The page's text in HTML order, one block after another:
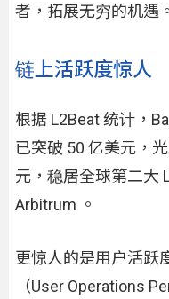
者，拓展无穷的机遇
链上活跃度惊人
根据 L2Beat 统计，
已突破 50 亿美元，
元，稳居全球第二大
Arbitrum 。
更惊人的是用户活跃
（User Operations